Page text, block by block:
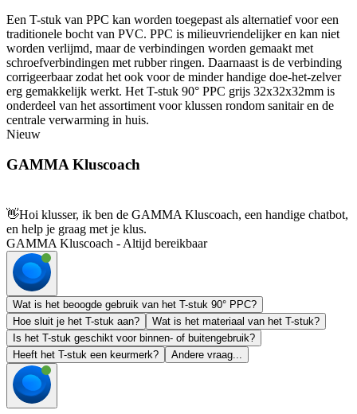
Een T-stuk van PPC kan worden toegepast als alternatief voor een
traditionele bocht van PVC. PPC is milieuvriendelijker en kan niet
worden verlijmd, maar de verbindingen worden gemaakt met
schroefverbindingen met rubber ringen. Daarnaast is de verbinding
corrigeerbaar zodat het ook voor de minder handige doe-het-zelver
erg gemakkelijk werkt. Het T-stuk 90° PPC grijs 32x32x32mm is
onderdeel van het assortiment voor klussen rondom sanitair en de
centrale verwarming in huis.
Nieuw
GAMMA Kluscoach
👋Hoi klusser, ik ben de GAMMA Kluscoach, een handige chatbot,
en help je graag met je klus.
GAMMA Kluscoach - Altijd bereikbaar
Wat is het beoogde gebruik van het T-stuk 90° PPC?
Hoe sluit je het T-stuk aan?
Wat is het materiaal van het T-stuk?
Is het T-stuk geschikt voor binnen- of buitengebruik?
Heeft het T-stuk een keurmerk?
Andere vraag...